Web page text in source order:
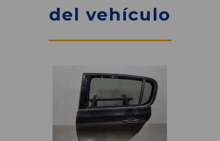
del vehículo